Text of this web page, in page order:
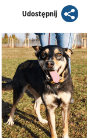
Udostępnijartykuł